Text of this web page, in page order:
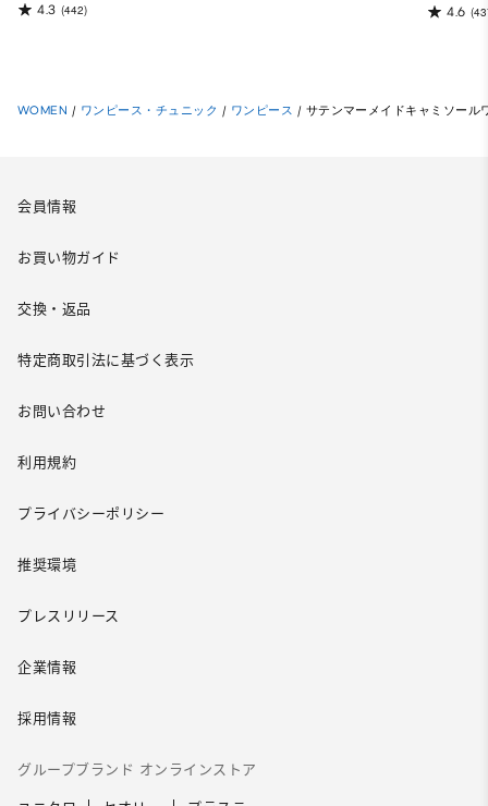
4.3 (442)
4.6
WOMEN / ワンピース・チュニック / ワンピース / サテンマーメイドキャミソール
会員情報
お買い物ガイド
交換・返品
特定商取引法に基づく表示
お問い合わせ
利用規約
プライバシーポリシー
推奨環境
プレスリリース
企業情報
採用情報
グループブランド オンラインストア